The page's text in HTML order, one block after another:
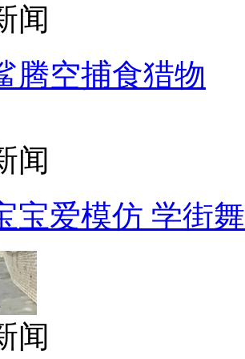
闻
腾空捕食猎物
闻
宝爱模仿 学街
闻